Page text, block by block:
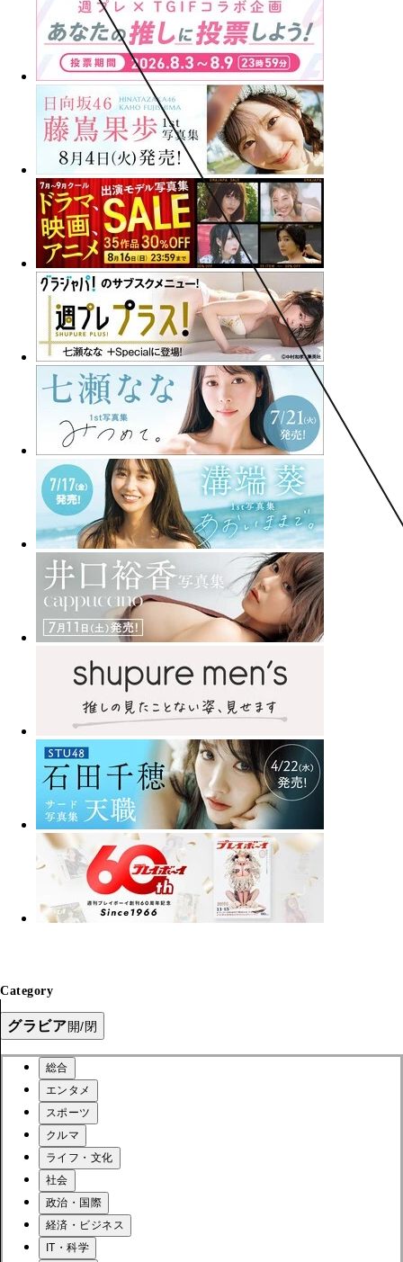
Category
グラビア開/閉
総合
エンタメ
スポーツ
クルマ
ライフ・文化
社会
政治・国際
経済・ビジネス
IT・科学